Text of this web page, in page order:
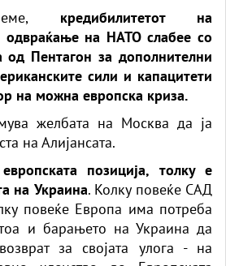
кредибилитетот на
одвраќање на НАТО слабее со
од Пентагон за дополнителни
сили и капацитети
на можна европска криза.
желбата на Москва да ја
на Алијансата.
позиција, толку е
на Украина. Колку повеќе САД
повеќе Европа има потреба
и барањето на Украина да
за својата улога - на